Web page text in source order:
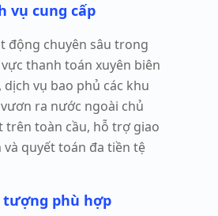
vụ cung cấp
động chuyên sâu trong
thanh toán xuyên biên
dịch vụ bao phủ các khu
ra nước ngoài chủ
trên toàn cầu, hỗ trợ giao
và quyết toán đa tiền tệ
phù hợp